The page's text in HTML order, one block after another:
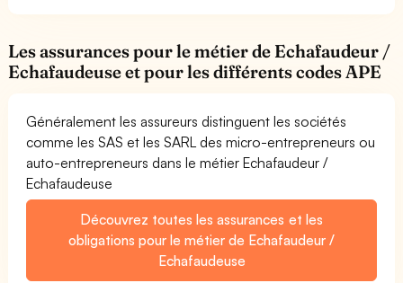
Les assurances pour le métier de Echafaudeur /
Echafaudeuse et pour les différents codes APE
Généralement les assureurs distinguent les sociétés
comme les SAS et les SARL des micro-entrepreneurs ou
auto-entrepreneurs dans le métier Echafaudeur /
Echafaudeuse
Découvrez toutes les assurances et les
obligations pour le métier de Echafaudeur /
Echafaudeuse